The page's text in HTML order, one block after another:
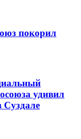
покорил
удивил
Суздале